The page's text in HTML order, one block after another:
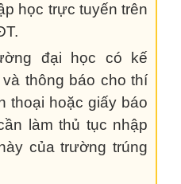
học trực tuyến trên
đại học có kế
thông báo cho thí
thoại hoặc giấy báo
làm thủ tục nhập
của trường trúng